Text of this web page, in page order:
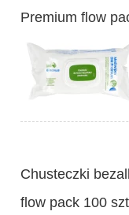
Premium flow
Chusteczki
flow pack 100